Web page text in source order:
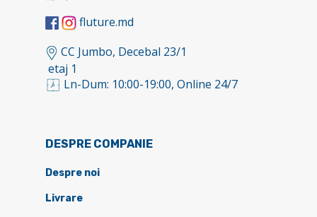
fluture.md
CC Jumbo, Decebal 23/1
etaj 1
Ln-Dum: 10:00-19:00, Online 24/7
DESPRE COMPANIE
Despre noi
Livrare